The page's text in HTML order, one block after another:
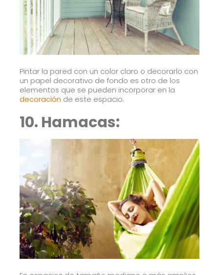
Pintar la pared con un color claro o decorarlo con
un papel decorativo de fondo es otro de los
elementos que se pueden incorporar en la
decoración de este espacio.
10. Hamacas: